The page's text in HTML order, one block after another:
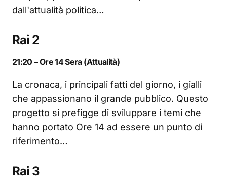
dall'attualità politica…
Rai 2
21:20 – Ore 14 Sera (Attualità)
La cronaca, i principali fatti del giorno, i gialli
che appassionano il grande pubblico. Questo
progetto si prefigge di sviluppare i temi che
hanno portato Ore 14 ad essere un punto di
riferimento…
Rai 3